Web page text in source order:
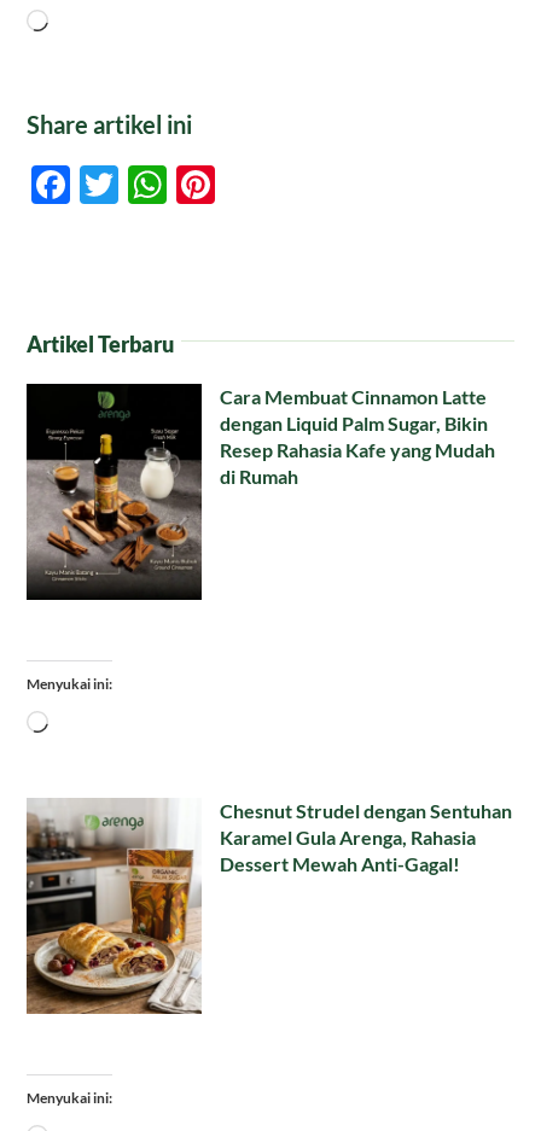
Memuat...
Share artikel ini
Facebook
TwitterWhatsApp
Artikel Terbaru
Cara Membuat Cinnamon Latte
dengan Liquid Palm Sugar, Bikin
Resep Rahasia Kafe yang Mudah
di Rumah
Menyukai ini:
Memuat...
Chesnut Strudel dengan Sentuhan
Karamel Gula Arenga, Rahasia
Dessert Mewah Anti-Gagal!
Menyukai ini: